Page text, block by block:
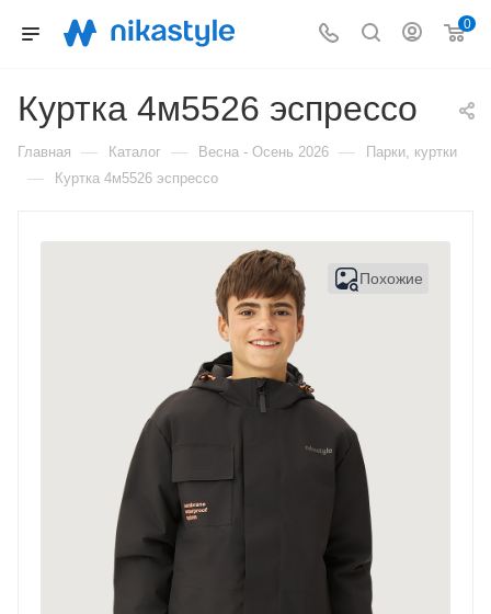
0
Куртка 4м5526 эспрессо
Главная — Каталог — Весна - Осень 2026 — Парки, куртки
— Куртка 4м5526 эспрессо
Похожие